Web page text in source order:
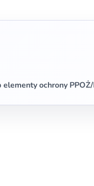
ochrony